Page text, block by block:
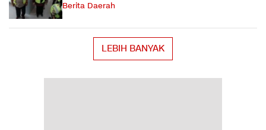
Berita Daerah
LEBIH BANYAK